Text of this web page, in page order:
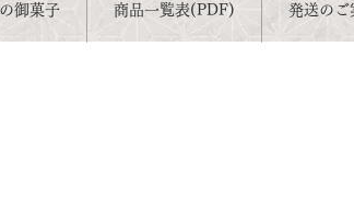
御菓子 商品一覧表(PDF) 発送のご